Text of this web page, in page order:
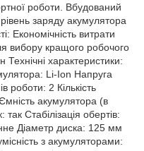
роботи. Вбудований
заряду акумулятора
Економічність витрати
вибору кращого робочого
характеристики:
Li-Ion Напруга
роботи: 2 Кількість
акумулятора (в
Стабілізація обертів:
Діаметр диска: 125 мм
з акумуляторами: